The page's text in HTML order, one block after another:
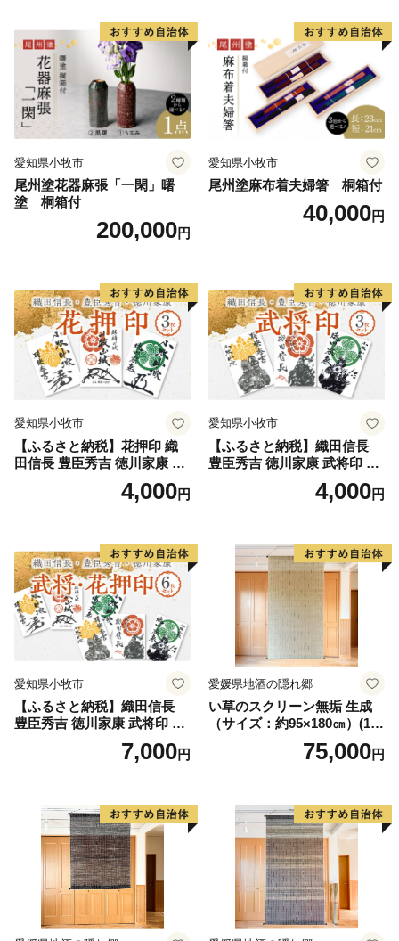
ウイルス効果 お取り寄せ 愛
知県 小牧市 送料無料
抗ウイルス効果 お取り寄せ
愛知県 小牧市 送料無料
愛知県小牧市
尾州塗花器麻張「一閑」曙
塗 桐箱付
200,000円
愛知県小牧市
尾州塗麻布着夫婦箸 桐箱付
40,000円
愛知県小牧市
【ふるさと納税】花押印 織
田信長 豊臣秀吉 徳川家康 3
枚 セット 戦国 武将 小牧山城
墨絵 龍画師 書道アーティス
牧市 お取り寄せ 送料無料
4,000円
愛知県小牧市
【ふるさと納税】織田信長
豊臣秀吉 徳川家康 武将印 3
枚 セット イラスト 戦国 武将
小牧山城 墨絵 龍画師 書道ア
愛知県 小牧市 お取り寄せ 送
料無料
4,000円
愛知県小牧市
【ふるさと納税】織田信長
豊臣秀吉 徳川家康 武将印 花
押印 6枚 セット イラスト 戦
国 武将 小牧山城 墨絵 龍画師
グッズ 愛知県 小牧市 お取り
寄せ 送料無料
7,000円
愛媛県地酒の隠れ郷
い草のスクリーン無垢 生成
（サイズ：約95×180㎝）(14
75,000円